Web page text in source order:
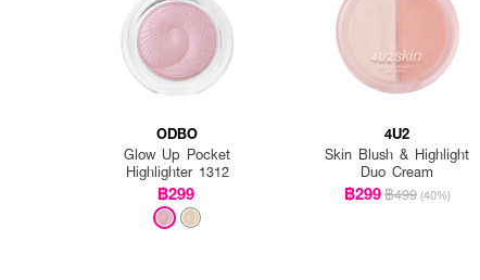
ODBO
Glow Up Pocket
Highlighter 1312
฿299
4U2
Skin Blush & Highlight
Duo Cream
฿299฿499 (40%)